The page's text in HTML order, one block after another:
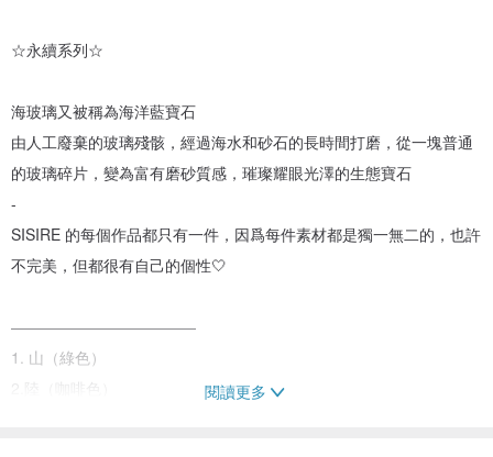
☆永續系列☆
海玻璃又被稱為海洋藍寶石
由人工廢棄的玻璃殘骸，經過海水和砂石的長時間打磨，從一塊普通
的玻璃碎片，變為富有磨砂質感，璀璨耀眼光澤的生態寶石
-
SISIRE 的每個作品都只有一件，因爲每件素材都是獨一無二的，也許
不完美，但都很有自己的個性🤍
————————————
1. 山（綠色）
2.陸（咖啡色）
閱讀更多